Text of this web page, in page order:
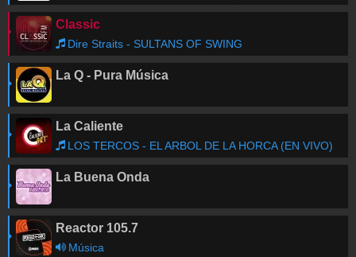
Classic
Dire Straits - SULTANS OF SWING
La Q - Pura Música
La Caliente
LOS TERCOS - EL ARBOL DE LA HORCA (EN VIVO)
La Buena Onda
Reactor 105.7
Música